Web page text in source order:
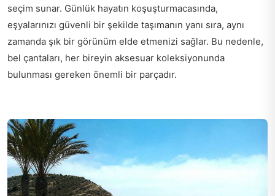
seçim sunar. Günlük hayatın koşuşturmacasında,
eşyalarınızı güvenli bir şekilde taşımanın yanı sıra, aynı
zamanda şık bir görünüm elde etmenizi sağlar. Bu nedenle,
bel çantaları, her bireyin aksesuar koleksiyonunda
bulunması gereken önemli bir parçadır.